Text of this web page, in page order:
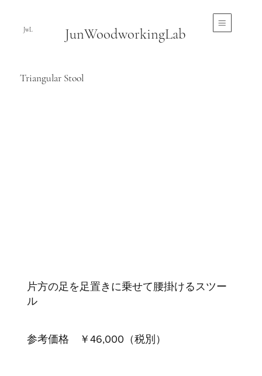
JwL JunWoodworkingLab
Triangular Stool
片方の足を足置きに乗せて腰掛けるスツー
ル
参考価格 ￥46,000（税別）